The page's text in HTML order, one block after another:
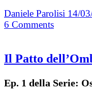
Daniele Parolisi 14/
6 Comments
Il Patto
Ep. 1 della Serie: